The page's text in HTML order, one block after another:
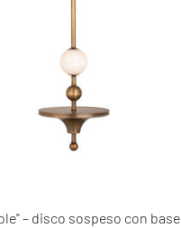
– disco sospeso con base